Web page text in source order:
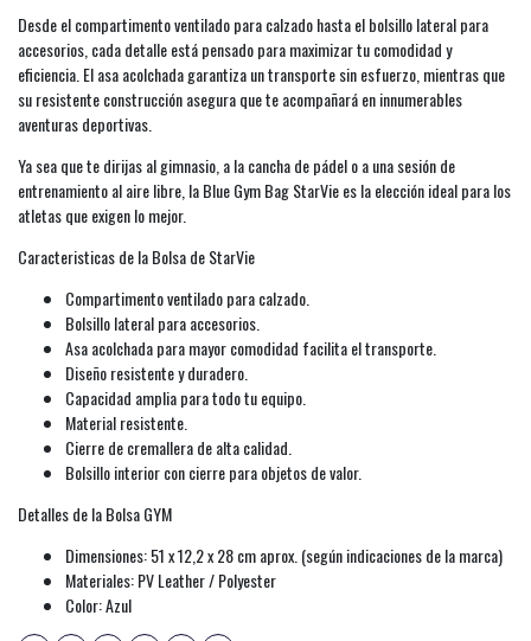
Desde el compartimento ventilado para calzado hasta el bolsillo lateral para
accesorios, cada detalle está pensado para maximizar tu comodidad y
eficiencia. El asa acolchada garantiza un transporte sin esfuerzo, mientras que
su resistente construcción asegura que te acompañará en innumerables
aventuras deportivas.
Ya sea que te dirijas al gimnasio, a la cancha de pádel o a una sesión de
entrenamiento al aire libre, la Blue Gym Bag StarVie es la elección ideal para los
atletas que exigen lo mejor.
Caracteristicas de la Bolsa de StarVie
Compartimento ventilado para calzado.
Bolsillo lateral para accesorios.
Asa acolchada para mayor comodidad facilita el transporte.
Diseño resistente y duradero.
Capacidad amplia para todo tu equipo.
Material resistente.
Cierre de cremallera de alta calidad.
Bolsillo interior con cierre para objetos de valor.
Detalles de la Bolsa GYM
Dimensiones: 51 x 12,2 x 28 cm aprox. (según indicaciones de la marca)
Materiales: PV Leather / Polyester
Color: Azul